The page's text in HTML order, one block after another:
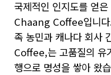
국제적인 인지도를 얻
Chaang Coffee입니
족 농민과 캐나다 회사
Coffee,는 고품질의 유
행으로 명성을 쌓아 왔